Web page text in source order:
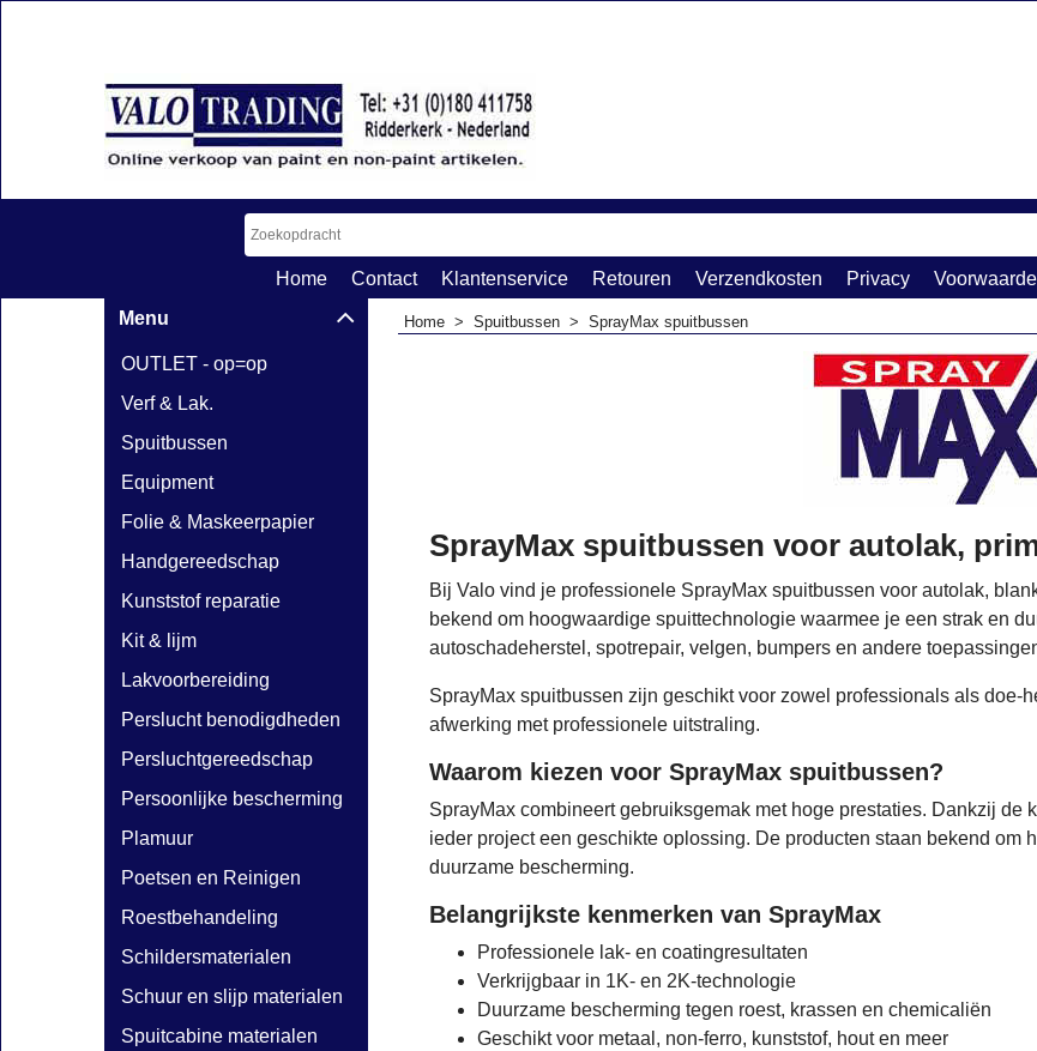
Home Contact Klantenservice Retouren Verzendkosten Privacy
Menu
OUTLET - op=op
Verf & Lak.
Spuitbussen
Equipment
Folie & Maskeerpapier
Handgereedschap
Kunststof reparatie
Kit & lijm
Lakvoorbereiding
Perslucht benodigdheden
Persluchtgereedschap
Persoonlijke bescherming
Plamuur
Poetsen en Reinigen
Roestbehandeling
Schildersmaterialen
Schuur en slijp materialen
Spuitcabine materialen
Home > Spuitbussen > SprayMax spuitbussen
SprayMax spuitbussen voor autolak,
Bij Valo vind je professionele SprayMax spuitbussen voor autolak,
bekend om hoogwaardige spuittechnologie waarmee je een strak en
autoschadeherstel, spotrepair, velgen, bumpers en andere
SprayMax spuitbussen zijn geschikt voor zowel professionals als doe-
afwerking met professionele uitstraling.
Waarom kiezen voor SprayMax spuitbussen?
SprayMax combineert gebruiksgemak met hoge prestaties. Dankzij de
ieder project een geschikte oplossing. De producten staan bekend om
duurzame bescherming.
Belangrijkste kenmerken van SprayMax
Professionele lak- en coatingresultaten
Verkrijgbaar in 1K- en 2K-technologie
Duurzame bescherming tegen roest, krassen en chemicaliën
Geschikt voor metaal, non-ferro, kunststof, hout en meer